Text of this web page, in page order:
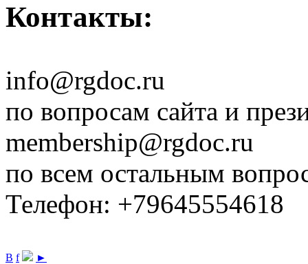
Контакты:
info@rgdoc.ru
по вопросам сайта и
membership@rgdoc.ru
по всем остальным
Телефон: +79645554618
В f ►